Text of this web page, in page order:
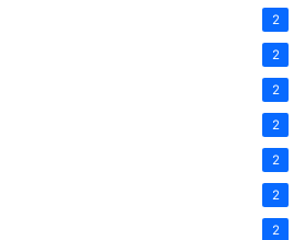
2
2
2
2
2
2
2